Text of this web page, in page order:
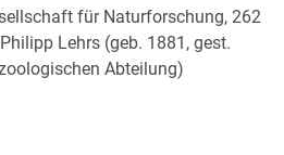
für Naturforschung, 262
Lehrs (geb. 1881, gest.
Abteilung)